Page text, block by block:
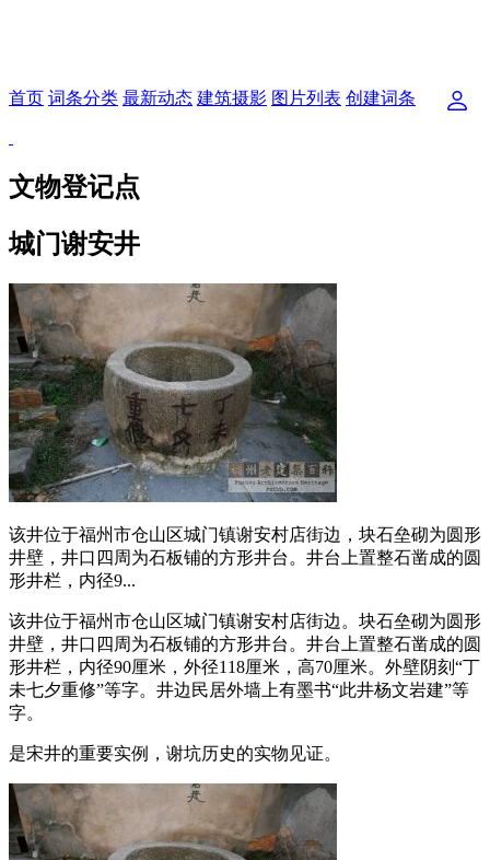
首页 词条分类 最新动态 建筑摄影 图片列表 创建词条
文物登记点
城门谢安井
该井位于福州市仓山区城门镇谢安村店街边，块石垒砌为圆形
井壁，井口四周为石板铺的方形井台。井台上置整石凿成的圆
形井栏，内径9...
该井位于福州市仓山区城门镇谢安村店街边。块石垒砌为圆形
井壁，井口四周为石板铺的方形井台。井台上置整石凿成的圆
形井栏，内径90厘米，外径118厘米，高70厘米。外壁阴刻“丁
未七夕重修”等字。井边民居外墙上有墨书“此井杨文岩建”等
字。
是宋井的重要实例，谢坑历史的实物见证。